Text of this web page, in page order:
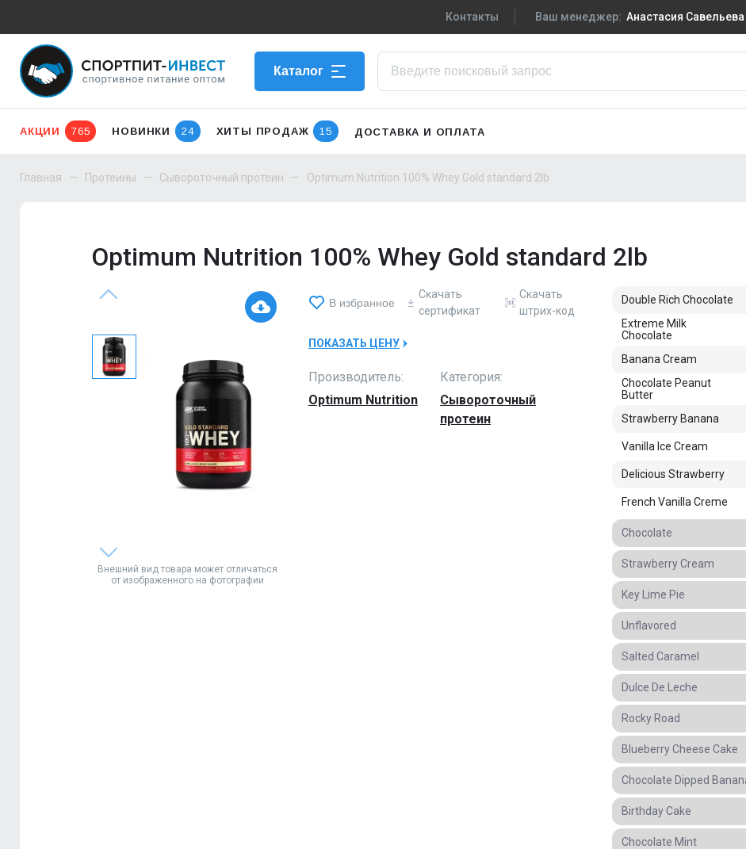
Контакты Ваш менеджер: Анастасия Савельева
+7-910-719-29-58
Написать в VK
Каталог
АКЦИИ 765 НОВИНКИ 24 ХИТЫ ПРОДАЖ 15 ДОСТАВКА И ОПЛАТА
Главная Протеины Сывороточный протеин Optimum Nutrition 100% Whey Gold standard 2lb
Optimum Nutrition 100% Whey Gold standard 2lb
Внешний вид товара может отличаться
от изображенного на фотографии
В избранное
Скачать
сертификат
Скачать
штрих-код
ПОКАЗАТЬ ЦЕНУ
Производитель:
Optimum Nutrition
Категория:
Сывороточный
протеин
Double Rich Chocolate
Extreme Milk
Chocolate
Banana Cream
Chocolate Peanut
Butter
Strawberry Banana
Vanilla Ice Cream
Delicious Strawberry
French Vanilla Creme
Chocolate
Strawberry Cream
Key Lime Pie
Unflavored
Salted Caramel
Dulce De Leche
Rocky Road
Blueberry Cheese Cake
Chocolate Dipped
Birthday Cake
Chocolate Mint